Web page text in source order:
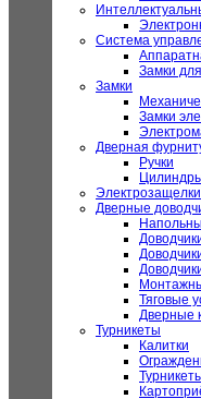
Система
Замки
Замки
Замки
Дверная
Ручки
Электрозащелки
Дверные
Тяговые
Дверные
Турникеты
Калитки